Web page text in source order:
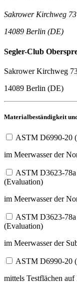
Sakrower Kirchweg 73
14089 Berlin (DE)
Segler-Club
Sakrower Kirchweg
14089 Berlin (DE)
Materialbeständigkeit
ASTM D6990-20
im Meerwasser der
ASTM D3623-
(Evaluation)
im Meerwasser der
ASTM D3623-
(Evaluation)
im Meerwasser der
ASTM D6990-20
mittels Testflächen